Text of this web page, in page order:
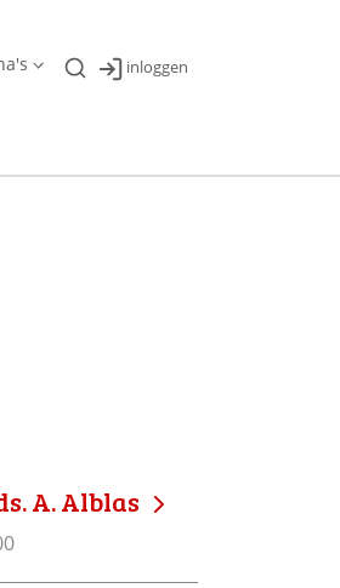
inloggen
A. Alblas